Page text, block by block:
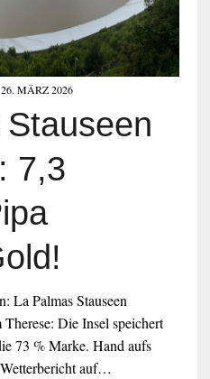
26. MÄRZ 2026
7,3
La Palmas Stauseen
Die Insel speichert
73 % Marke. Hand aufs
auf…